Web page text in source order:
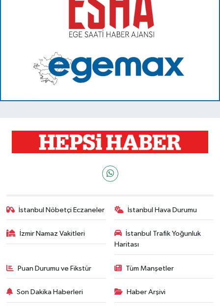
İstanbul Nöbetçi Eczaneler İstanbul Hava Durumu
İzmir Namaz Vakitleri
İstanbul Trafik Yoğunluk
Haritası
Puan Durumu ve Fikstür Tüm Manşetler
Son Dakika Haberleri Haber Arşivi